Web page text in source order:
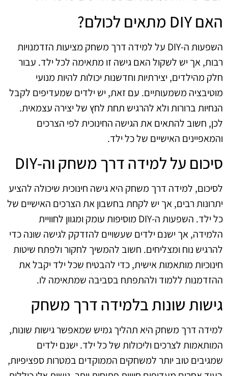
האם DIY מתאים לכולם?
השפעות ה-DIY על למידה דרך משחק מציעות הזדמנויות
רבות, אך יש לשקול האם גישה זו מתאימה לכל ילד. עבור
חלק מהילדים, יצירתיות וחדשנות יכולות להיות מנועי
מוטיבציה משמעותיים. עם זאת, יש ילדים שמעדיפים לקבל
הנחיות ברורות ולא להרגיש תחת לחץ של יצירה עצמאית.
לכן, חשוב להתאים את הגישה החינוכית לפי הצרכים
והמאפיינים האישיים של כל ילד.
סיכום על למידה דרך משחק וה-DIY
לסיכום, למידה דרך משחק היא גישה חינוכית שיכולה להציע
יתרונות רבים, אך יש לקחת בחשבון את הצרכים האישיים של
כל ילד. השפעות ה-DIY מוסיפות עומק ומגוון לחוויית
הלמידה, אך ישנם ילדים שעשויים להזדקק לגישה שונה כדי
להרגיש נוח ומצליחים. חשוב להמשיך לחקור ולפתח שיטות
חינוכיות מותאמות אישית, כדי להבטיח שכל ילד יקבל את
ההזדמנות ללמוד ולהתפתח בסביבה שמתאימה לו.
גישות שונות בלמידה דרך משחק
למידה דרך משחק היא תהליך גמיש שמאפשר גישות שונות,
המותאמות לצרכים וליכולות של כל ילד. ישנם ילדים
שמגיבים טוב יותר למשחקים הממוקדים במטרות ספציפיות,